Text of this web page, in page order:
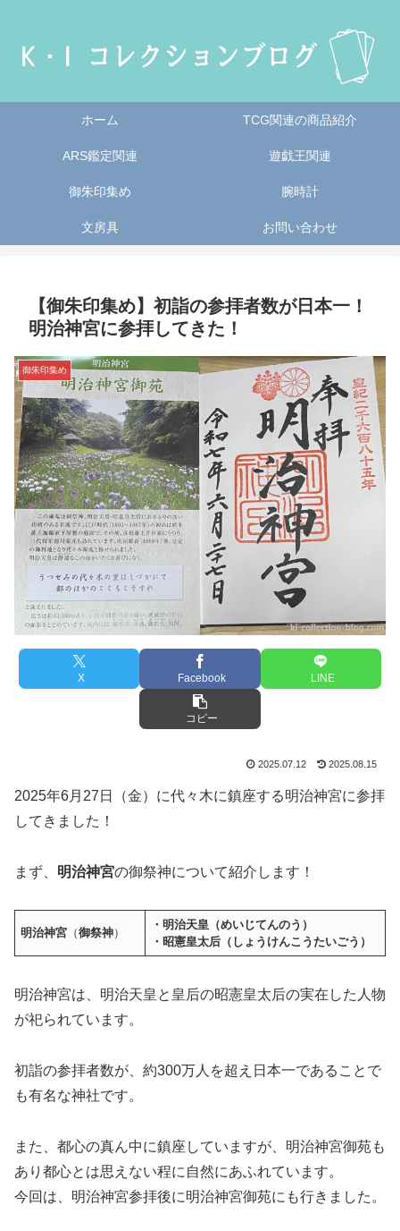
ホーム TCG関連の商品紹介
ARS鑑定関連 遊戯王関連
御朱印集め 腕時計
文房具 お問い合わせ
【御朱印集め】初詣の参拝者数が日本一！
明治神宮に参拝してきた！
御朱印集め
X Facebook LINE
コピー
2025.07.12 2025.08.15
2025年6月27日（金）に代々木に鎮座する明治神宮に参拝
してきました！
まず、 明治神宮の御祭神について紹介します！
明治神宮 （御祭神）
・明治天皇（めいじてんのう）
・昭憲皇太后（しょうけんこうたいごう）
明治神宮は、明治天皇と皇后の昭憲皇太后の実在した人物
が祀られています。
初詣の参拝者数が、約300万人を超え日本一であることで
も有名な神社です。
また、都心の真ん中に鎮座していますが、明治神宮御苑も
あり都心とは思えない程に自然にあふれています。
今回は、明治神宮参拝後に明治神宮御苑にも行きました。